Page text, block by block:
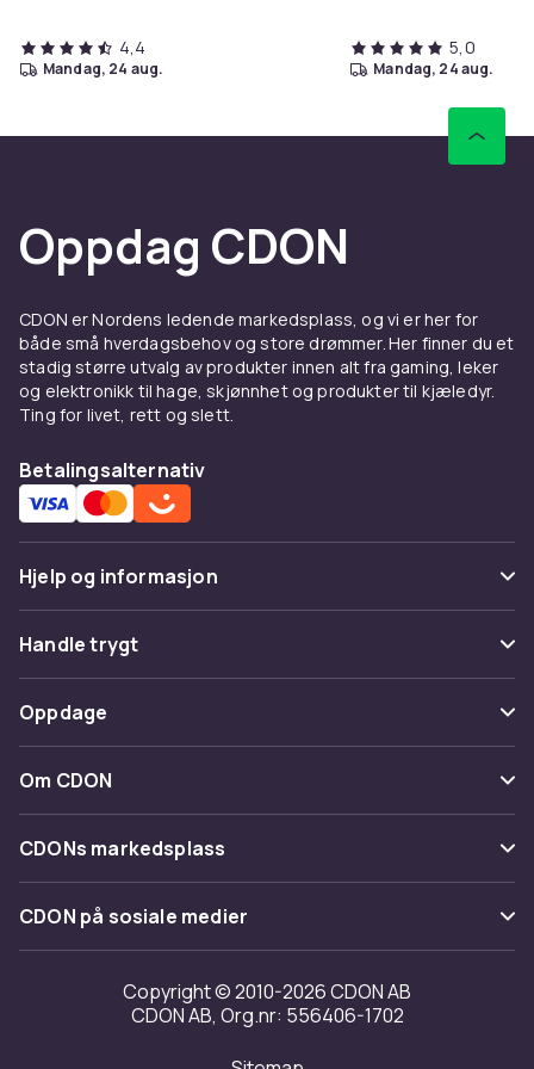
4,4
mandag, 24 aug.
5,0
mandag, 24 aug.
Oppdag CDON
CDON er Nordens ledende markedsplass, og vi er her for
både små hverdagsbehov og store drømmer. Her finner du et
stadig større utvalg av produkter innen alt fra gaming, leker
og elektronikk til hage, skjønnhet og produkter til kjæledyr.
Ting for livet, rett og slett.
Betalingsalternativ
Hjelp og informasjon
Vanlige spørsmål
Spor pakke
Angre & returner her
Kontakt oss
Handle trygt
Betaling
Levering
Tilbakekallinger
Oppdage
Kategorier
Varemerker
Om CDON
Om oss
Kundeanmeldelser
Jobbe på CDON
Investor relations
Tilgjengelighet
CDONs markedsplass
Merchant Help Center
CDON på sosiale medier
Copyright © 2010-2026 CDON AB
CDON AB, Org.nr: 556406-1702